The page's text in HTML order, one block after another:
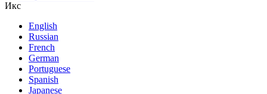
Икс
English
Russian
French
German
Portuguese
Spanish
Japanese